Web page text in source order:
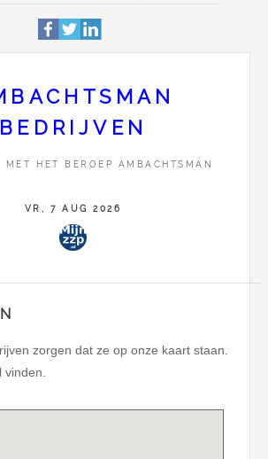
Boekhoudkundige
BEDRIJVEN
MET HET BEROEP AMBACHTSMAN
VR, 7 AUG 2026
zorgen dat ze op onze kaart staan.
vinden.